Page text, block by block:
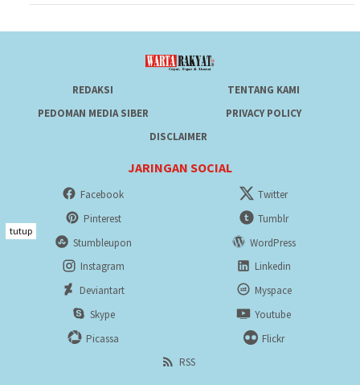
REDAKSI
TENTANG KAMI
PEDOMAN MEDIA SIBER
PRIVACY POLICY
DISCLAIMER
JARINGAN SOCIAL
Facebook
Twitter
Pinterest
Tumblr
Stumbleupon
WordPress
Instagram
Linkedin
Deviantart
Myspace
Skype
Youtube
Picassa
Flickr
RSS
tutup